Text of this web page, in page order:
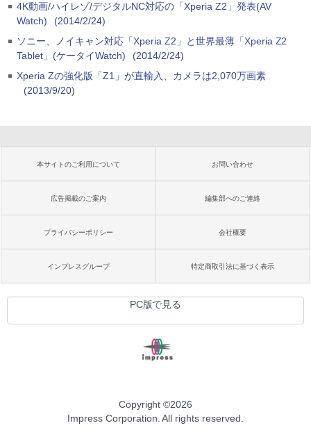
4K動画/ハイレゾ/デジタルNC対応の「Xperia Z2」発表(AV
Watch)
(2014/2/24)
ソニー、ノイキャン対応「Xperia Z2」と世界最薄「Xperia Z2
Tablet」(ケータイWatch)
(2014/2/24)
Xperia Zの強化版「Z1」が直輸入、カメラは2,070万画素
(2013/9/20)
本サイトのご利用について お問い合わせ
広告掲載のご案内 編集部へのご連絡
プライバシーポリシー 会社概要
インプレスグループ 特定商取引法に基づく表示
PC版で見る
Copyright ©2026
Impress Corporation. All rights reserved.